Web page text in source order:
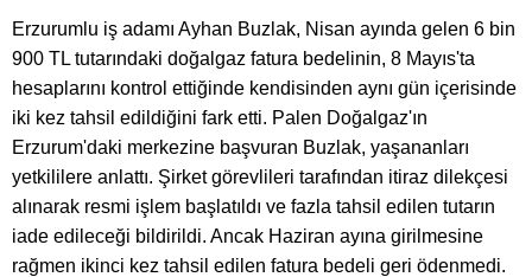
Erzurumlu iş adamı Ayhan Buzlak, Nisan ayında gelen 6 bin
900 TL tutarındaki doğalgaz fatura bedelinin, 8 Mayıs'ta
hesaplarını kontrol ettiğinde kendisinden aynı gün içerisinde
iki kez tahsil edildiğini fark etti. Palen Doğalgaz'ın
Erzurum'daki merkezine başvuran Buzlak, yaşananları
yetkililere anlattı. Şirket görevlileri tarafından itiraz dilekçesi
alınarak resmi işlem başlatıldı ve fazla tahsil edilen tutarın
iade edileceği bildirildi. Ancak Haziran ayına girilmesine
rağmen ikinci kez tahsil edilen fatura bedeli geri ödenmedi.